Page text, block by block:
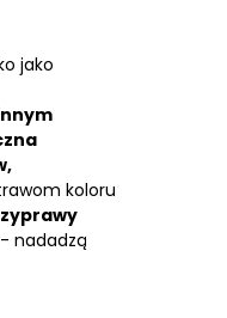
jako
koloru
- nadadzą